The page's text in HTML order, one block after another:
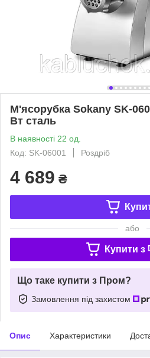
М'ясорубка Sokany SK-
Вт сталь
В наявності 22 од.
Код: SK-06001
Роздріб
4 689 ₴
або
Купити з
Що таке купити з Пром?
Замовлення під захистом
Опис Характеристики